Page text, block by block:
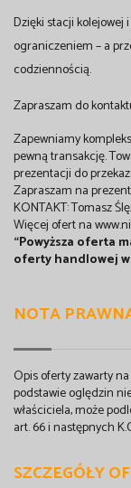
Dzięki stacji kolejowej
ograniczeniem – a
codziennością.
Zapraszam do
Zapewniamy
pewną transakcję.
prezentacji do
Zapraszam na
KONTAKT: Tomasz
Więcej ofert na
“Powyższa oferta
oferty handlowej w
NOTA
Opis oferty zawarty
podstawie oględzin
właściciela, może
art. 66 i następnych
SZCZEGÓŁY